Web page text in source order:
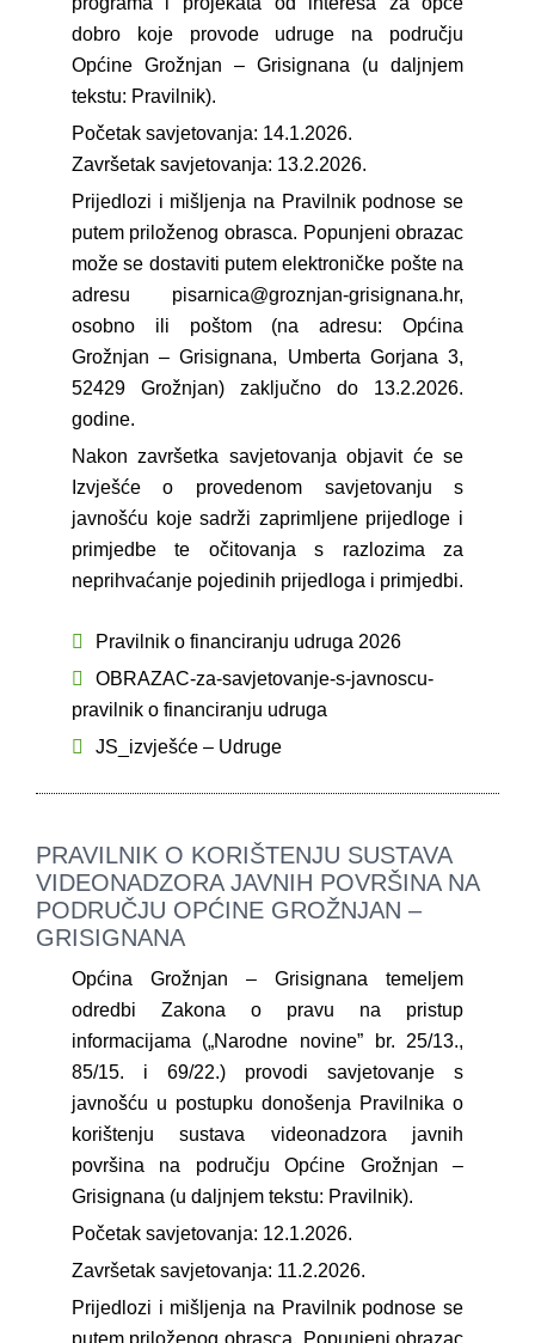
dobro koje provode udruge na području
Općine Grožnjan – Grisignana (u daljnjem
tekstu: Pravilnik).
Početak savjetovanja: 14.1.2026.
Završetak savjetovanja: 13.2.2026.
Prijedlozi i mišljenja na Pravilnik podnose se
putem priloženog obrasca. Popunjeni obrazac
može se dostaviti putem elektroničke pošte na
adresu pisarnica@groznjan-grisignana.hr,
osobno ili poštom (na adresu: Općina
Grožnjan – Grisignana, Umberta Gorjana 3,
52429 Grožnjan) zaključno do 13.2.2026.
godine.
Nakon završetka savjetovanja objavit će se
Izvješće o provedenom savjetovanju s
javnošću koje sadrži zaprimljene prijedloge i
primjedbe te očitovanja s razlozima za
neprihvaćanje pojedinih prijedloga i primjedbi.
Pravilnik o financiranju udruga 2026
OBRAZAC-za-savjetovanje-s-javnoscu-
pravilnik o financiranju udruga
JS_izvješće – Udruge
PRAVILNIK O KORIŠTENJU SUSTAVA
VIDEONADZORA JAVNIH POVRŠINA NA
PODRUČJU OPĆINE GROŽNJAN –
GRISIGNANA
Općina Grožnjan – Grisignana temeljem
odredbi Zakona o pravu na pristup
informacijama („Narodne novine” br. 25/13.,
85/15. i 69/22.) provodi savjetovanje s
javnošću u postupku donošenja Pravilnika o
korištenju sustava videonadzora javnih
površina na području Općine Grožnjan –
Grisignana (u daljnjem tekstu: Pravilnik).
Početak savjetovanja: 12.1.2026.
Završetak savjetovanja: 11.2.2026.
Prijedlozi i mišljenja na Pravilnik podnose se
putem priloženog obrasca. Popunjeni obrazac